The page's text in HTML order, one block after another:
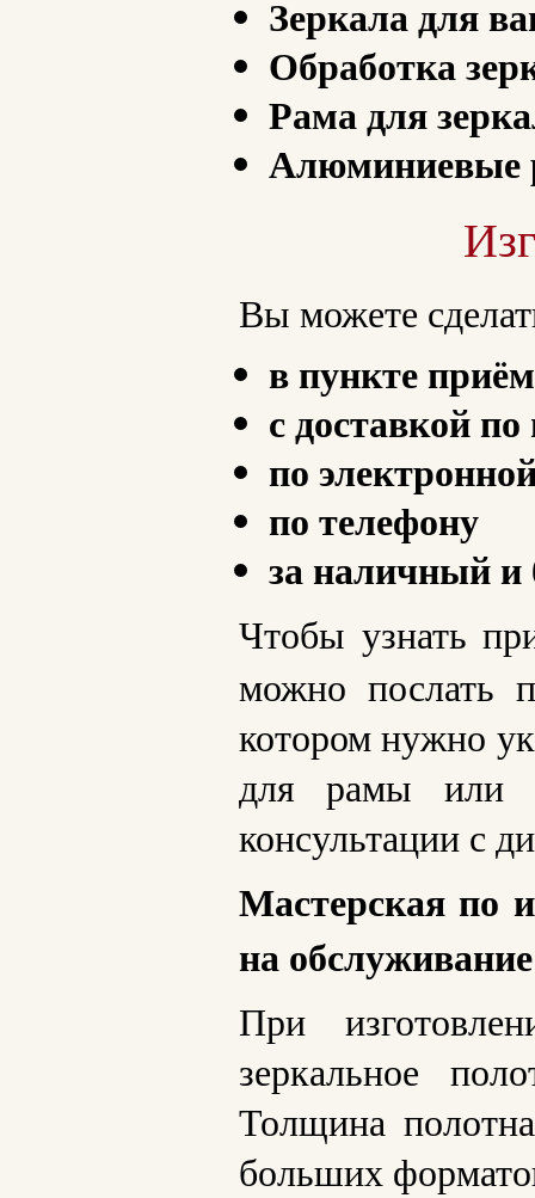
Зеркала для
Обработка
Рама для
Алюминиевые
Вы можете
в пункте
с доставкой
по
по телефону
за наличный и
Чтобы узнать
можно послать
котором нужно
для рамы или
консультации с
Мастерская по
на обслуживание
При
зеркальное
Толщина
больших